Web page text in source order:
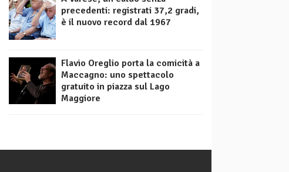
precedenti: registrati 37,2 gradi,
è il nuovo record dal 1967
Flavio Oreglio porta la comicità a
Maccagno: uno spettacolo
gratuito in piazza sul Lago
Maggiore